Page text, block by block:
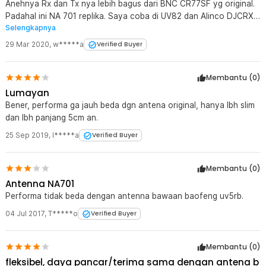
Anehnya Rx dan Tx nya lebih bagus dari BNC CR77SF yg original.
Padahal ini NA 701 replika. Saya coba di UV82 dan Alinco DJCRX6.
Untuk kualitas produk so..so.. lah.. tp perform oke apalagi hrg
cuma cebanan
Selengkapnya
29 Mar 2020, w*****a Verified Buyer
Membantu (0)
Lumayan
Bener, performa ga jauh beda dgn antena original, hanya lbh slim
dan lbh panjang 5cm an.
25 Sep 2019, I*****a Verified Buyer
Membantu (0)
Antenna NA701
Performa tidak beda dengan antenna bawaan baofeng uv5rb.
04 Jul 2017, T*****o Verified Buyer
Membantu (0)
fleksibel, daya pancar/terima sama dengan antena b